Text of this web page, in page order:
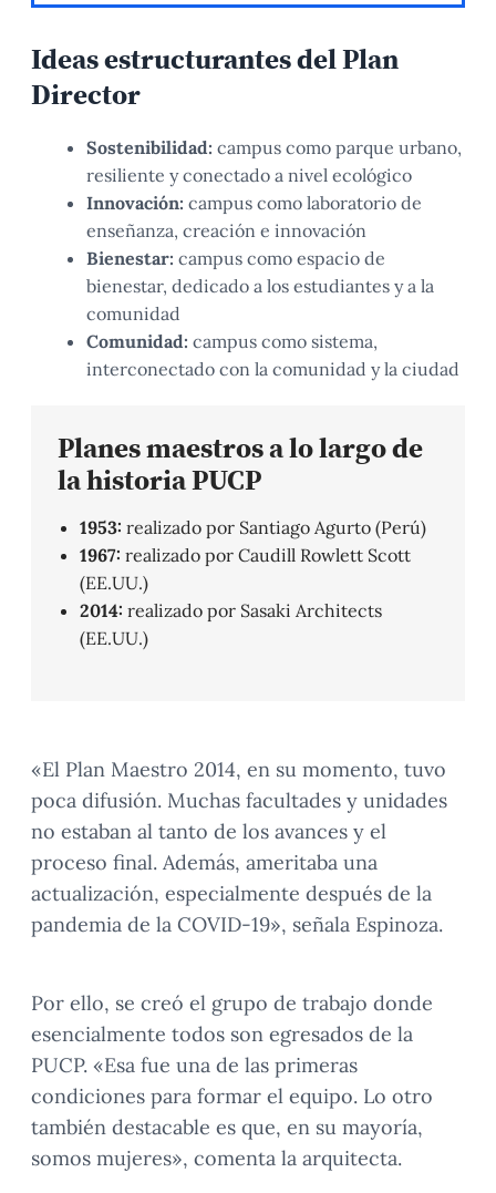
Ideas estructurantes del Plan
Director
Sostenibilidad: campus como parque urbano,
resiliente y conectado a nivel ecológico
Innovación: campus como laboratorio de
enseñanza, creación e innovación
Bienestar: campus como espacio de
bienestar, dedicado a los estudiantes y a la
comunidad
Comunidad: campus como sistema,
interconectado con la comunidad y la ciudad
Planes maestros a lo largo de
la historia PUCP
1953: realizado por Santiago Agurto (Perú)
1967: realizado por Caudill Rowlett Scott
(EE.UU.)
2014: realizado por Sasaki Architects
(EE.UU.)
«El Plan Maestro 2014, en su momento, tuvo
poca difusión. Muchas facultades y unidades
no estaban al tanto de los avances y el
proceso final. Además, ameritaba una
actualización, especialmente después de la
pandemia de la COVID-19», señala Espinoza.
Por ello, se creó el grupo de trabajo donde
esencialmente todos son egresados de la
PUCP. «Esa fue una de las primeras
condiciones para formar el equipo. Lo otro
también destacable es que, en su mayoría,
somos mujeres», comenta la arquitecta.